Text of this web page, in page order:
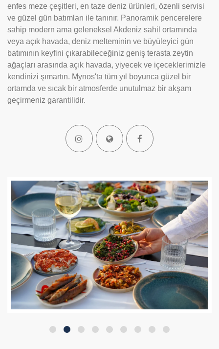
enfes meze çeşitleri, en taze deniz ürünleri, özenli servisi
ve güzel gün batımları ile tanınır. Panoramik pencerelere
sahip modern ama geleneksel Akdeniz sahil ortamında
veya açık havada, deniz melteminin ve büyüleyici gün
batımının keyfini çıkarabileceğiniz geniş terasta zeytin
ağaçları arasında açık havada, yiyecek ve içeceklerimizle
kendinizi şımartın. Mynos'ta tüm yıl boyunca güzel bir
ortamda ve sıcak bir atmosferde unutulmaz bir akşam
geçirmeniz garantilidir.